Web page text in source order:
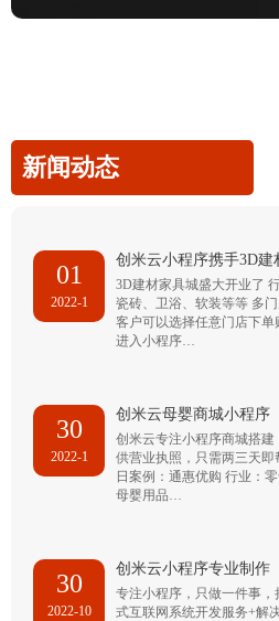
新闻动态
01
2022-1
创米云小程序携手3D建
3D建材家具城盛大开业了
瓷砖、卫浴、软装等等 多
客户可以选择任意门店下
进入小程序…
30
2022-1
创米云母婴商城小程序
创米云专注小程序商城搭
供营业执照，只需两三天
日案例：通惠优购 行业：
母婴用品…
30
2022-10
创米云小程序专业制作
专注小程序，只做一件事
式互联网系统开发服务+解